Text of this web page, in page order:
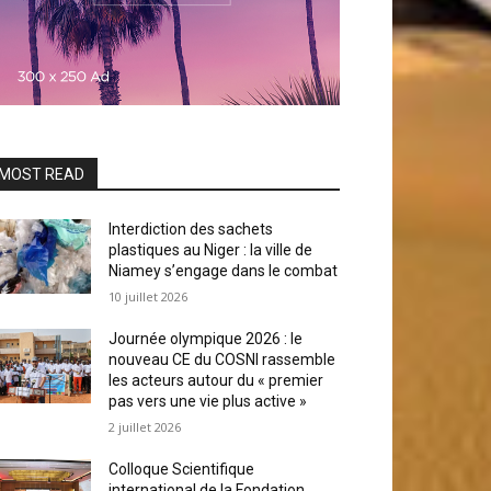
READ
Interdiction des sachets
plastiques au Niger : la ville de
Niamey s’engage dans le combat
10 juillet 2026
Journée olympique 2026 : le
nouveau CE du COSNI rassemble
les acteurs autour du « premier
pas vers une vie plus active »
2 juillet 2026
Colloque Scientifique